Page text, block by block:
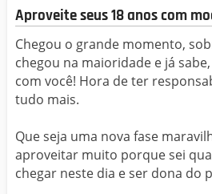
Aproveite seus 18 anos com
Chegou o grande momento,
chegou na maioridade e já
com você! Hora de ter
tudo mais.
Que seja uma nova fase
aproveitar muito porque sei
chegar neste dia e ser dona do